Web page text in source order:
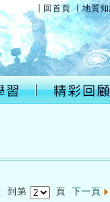
回首頁 地質
到第 頁 下一頁